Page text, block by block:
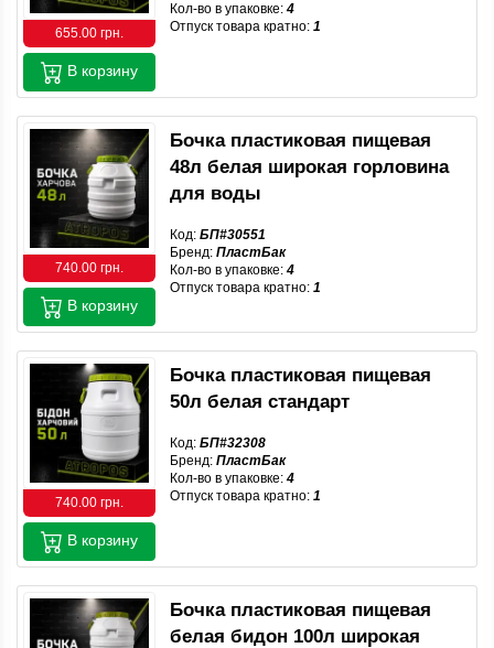
655.00 грн.
Кол-во в упаковке: 4
Отпуск товара кратно: 1
В корзину
740.00 грн.
Бочка пластиковая пищевая
48л белая широкая горловина
для воды
Код: БП#30551
Бренд: ПластБак
Кол-во в упаковке: 4
Отпуск товара кратно: 1
В корзину
740.00 грн.
Бочка пластиковая пищевая
50л белая стандарт
Код: БП#32308
Бренд: ПластБак
Кол-во в упаковке: 4
Отпуск товара кратно: 1
В корзину
Бочка пластиковая пищевая
белая бидон 100л широкая